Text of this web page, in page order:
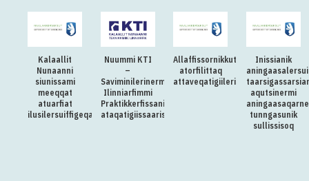
Kalaallit
Nunaanni
siunissami
meeqqat
atuarfiat
ilusilersuiffigeqataaffigerusuppiuk?
Nuummi KTI
–
Saviminilerinermik
Ilinniarfimmi
Praktikkerfissanik
ataqatigiissaarisoq
Allaffissornikkut
atorfilittaq
attaveqatigiilerisinnaasoq
Inissianik
aqutsinermi
tunngasunik
sullissisoq